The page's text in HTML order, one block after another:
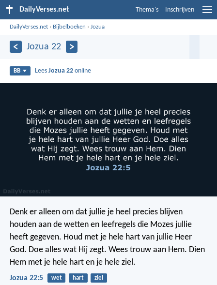
DailyVerses.net Thema's Inschrijven
DailyVerses.net › Bijbelboeken ›Jozua
Jozua 22
BB LeesJozua 22 online
Denk er alleen om dat jullie je heel precies blijven
houden aan de wetten en leefregels die Mozes jullie
heeft gegeven. Houd met je hele hart van jullie Heer
God. Doe alles wat Hij zegt. Wees trouw aan Hem. Dien
Hem met je hele hart en je hele ziel.
Jozua 22:5 wet hart ziel